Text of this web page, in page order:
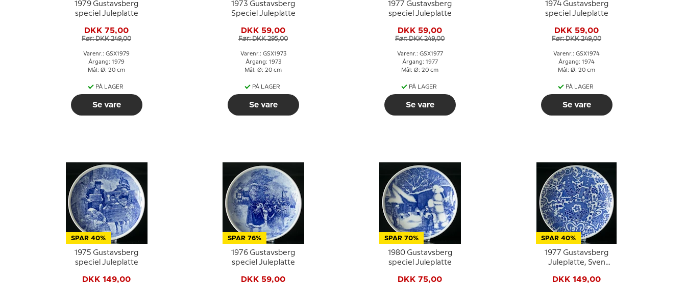
1979 Gustavsberg
speciel Juleplatte
DKK 75,00
Før: DKK 249,00
Varenr.: GSX1979
Årgang: 1979
Mål: Ø: 20 cm
PÅ LAGER
Se vare
1973 Gustavsberg
Speciel Juleplatte
DKK 59,00
Før: DKK 295,00
Varenr.: GSX1973
Årgang: 1973
Mål: Ø: 20 cm
PÅ LAGER
Se vare
1977 Gustavsberg
speciel Juleplatte
DKK 59,00
Før: DKK 249,00
Varenr.: GSX1977
Årgang: 1977
Mål: Ø: 20 cm
PÅ LAGER
Se vare
1974 Gustavsberg
speciel Juleplatte
DKK 59,00
Før: DKK 249,00
Varenr.: GSX1974
Årgang: 1974
Mål: Ø: 20 cm
PÅ LAGER
Se vare
SPAR 40%
1975 Gustavsberg
speciel Juleplatte
DKK 149,00
SPAR 76%
1976 Gustavsberg
speciel Juleplatte
DKK 59,00
SPAR 70%
1980 Gustavsberg
speciel Juleplatte
DKK 75,00
SPAR 40%
1977 Gustavsberg
Juleplatte, Sven
DKK 149,00